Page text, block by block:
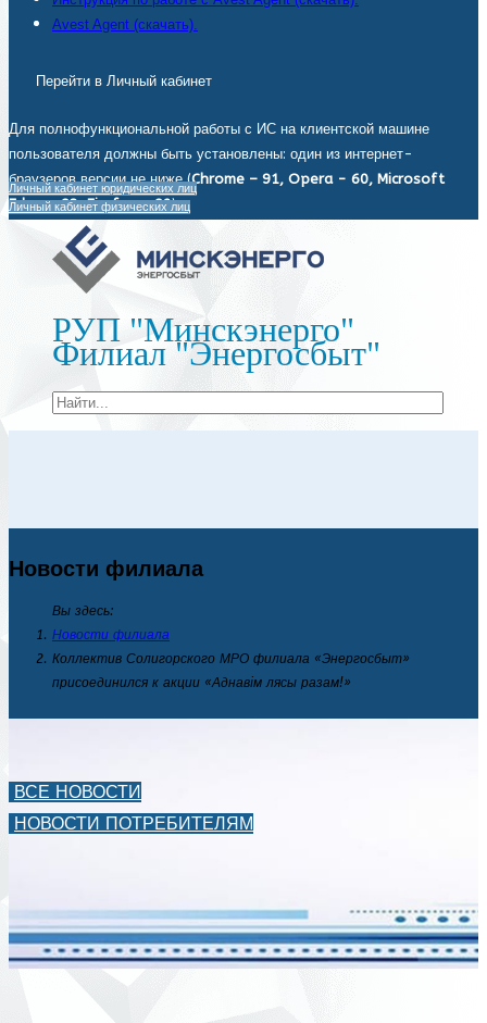
Avest Agent (скачать).
Перейти в Личный кабинет
Для полнофункциональной работы с ИС на клиентской машине
пользователя должны быть установлены: один из интернет-
браузеров версии не ниже (Chrome – 91, Opera - 60, Microsoft
Edge - 93, Firefox - 92).
Личный кабинет юридических лиц
Личный кабинет физических лиц
РУП "Минскэнерго"
Филиал "Энергосбыт"
Новости филиала
Вы здесь:
Новости филиала
Коллектив Солигорского МРО филиала «Энергосбыт»
присоединился к акции «Аднавiм лясы разам!»
ВСЕ НОВОСТИ
НОВОСТИ ПОТРЕБИТЕЛЯМ